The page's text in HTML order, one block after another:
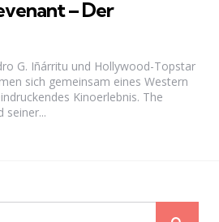
– Der
G. Iñárritu und Hollywood-Topstar
sich gemeinsam eines Western
Kinoerlebnis. The
seiner...